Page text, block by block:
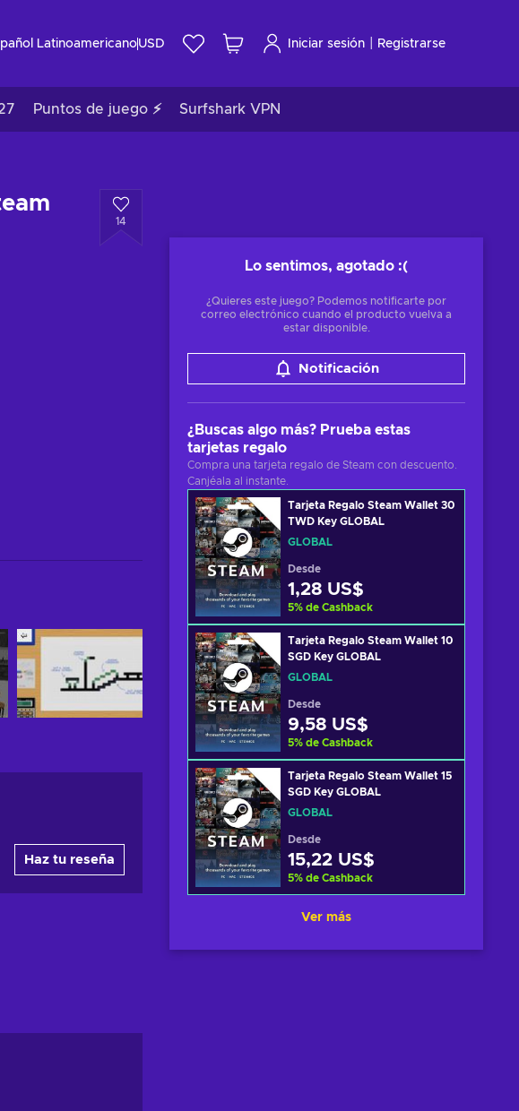
LatinoamericanoUSD Iniciar sesión Registrarse
Puntos de juego ⚡ Surfshark VPN
14
Lo sentimos, agotado :(
¿Quieres este juego? Podemos notificarte por
correo electrónico cuando el producto vuelva a
estar disponible.
Notificación
¿Buscas algo más? Prueba estas
tarjetas regalo
Compra una tarjeta regalo de Steam con descuento.
Canjéala al instante.
Tarjeta Regalo Steam Wallet 30
TWD Key GLOBAL
GLOBAL
Desde
1,28 US$
5% de Cashback
Tarjeta Regalo Steam Wallet 10
SGD Key GLOBAL
GLOBAL
Desde
9,58 US$
5% de Cashback
Tarjeta Regalo Steam Wallet 15
SGD Key GLOBAL
GLOBAL
Desde
15,22 US$
5% de Cashback
Ver más
Haz tu reseña